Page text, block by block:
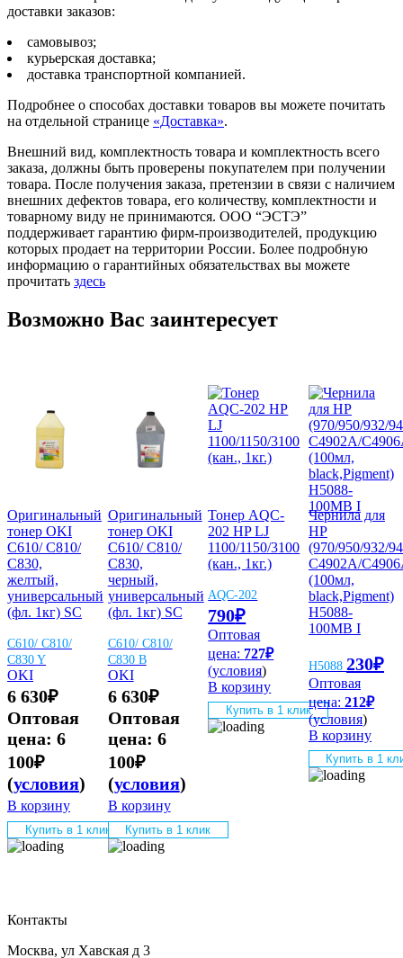
доставки заказов:
самовывоз;
курьерская доставка;
доставка транспортной компанией.
Подробнее о способах доставки товаров вы можете почитать
на отдельной странице «Доставка».
Внешний вид, комплектность товара и комплектность всего
заказа, должны быть проверены покупателем при получении
товара. После получения заказа, претензии в связи с наличием
внешних дефектов товара, его количеству, комплектности и
товарному виду не принимаются. ООО “ЭСТЭ”
поддерживает гарантию фирм-производителей, продукцию
которых продает на территории России. Более подробную
информацию о гарантийных обязательствах вы можете
прочитать здесь
Возможно Вас заинтересует
Оригинальный
тонер OKI
C610/ C810/
C830,
желтый,
универсальный
(фл. 1кг) SC
C610/ C810/
C830 Y
OKI
6 630₽
Оптовая
цена: 6
100₽
(условия)
В корзину
Купить в 1 клик
Оригинальный
тонер OKI
C610/ C810/
C830,
черный,
универсальный
(фл. 1кг) SC
C610/ C810/
C830 B
OKI
6 630₽
Оптовая
цена: 6
100₽
(условия)
В корзину
Купить в 1 клик
Тонер AQC-
202 HP LJ
1100/1150/3100
(кан., 1кг.)
AQC-202
790₽
Оптовая
цена: 727₽
(условия)
В корзину
Купить в 1 клик
Чернила для
HP
(970/950/932/
C4902A/
(100мл,
black,Pigment)
Н5088-
100МВ I
Н5088 230₽
Оптовая
цена: 212₽
(условия)
В корзину
Купить в 1
Контакты
Москва, ул Хавская д 3